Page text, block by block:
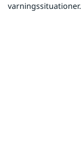
varningssituationer.